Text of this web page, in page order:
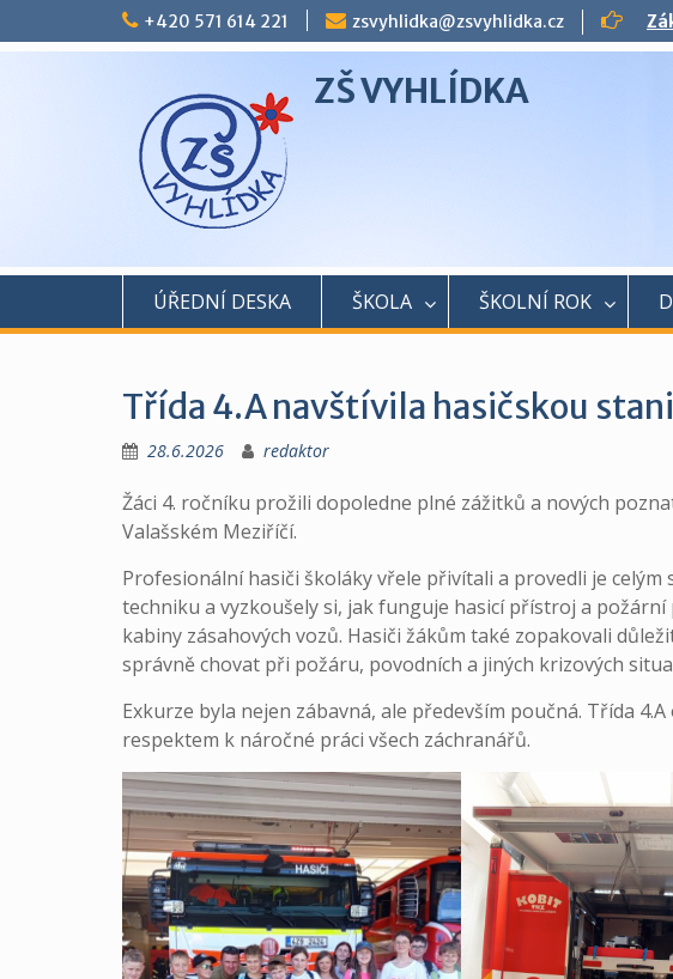
to
+420 571 614 221 zsvyhlidka@zsvyhlidka.cz
ZŠ VYHLÍDKA
ÚŘEDNÍ DESKA ŠKOLA ŠKOLNÍ ROK
Třída 4.A navštívila hasičskou
28.6.2026 redaktor
Žáci 4. ročníku prožili dopoledne plné zážitků a nových
Valašském Meziříčí.
Profesionální hasiči školáky vřele přivítali a provedli je
techniku a vyzkoušely si, jak funguje hasicí přístroj a
kabiny zásahových vozů. Hasiči žákům také zopakovali
správně chovat při požáru, povodních a jiných krizových
Exkurze byla nejen zábavná, ale především poučná. Třída
respektem k náročné práci všech záchranářů.